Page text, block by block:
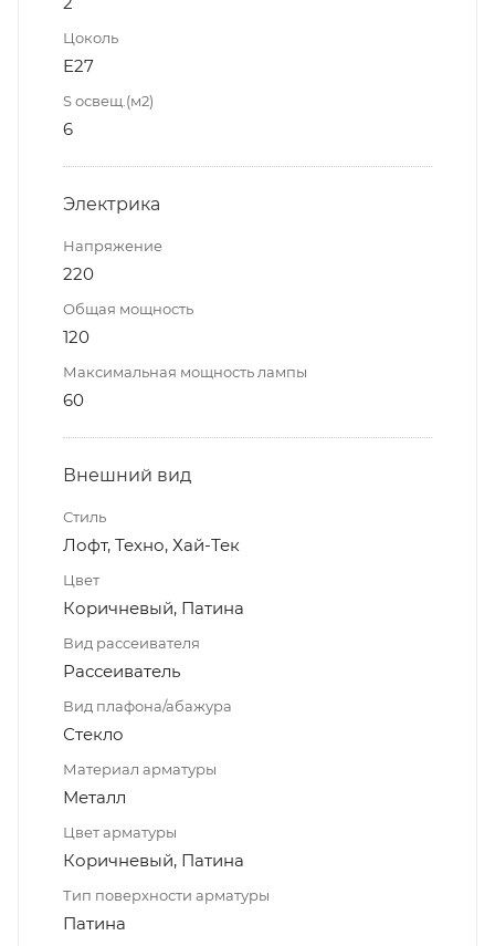
Цоколь
E27
S освещ.(м2)
6
Электрика
Напряжение
220
Общая мощность
120
Максимальная мощность лампы
60
Внешний вид
Стиль
Лофт, Техно, Хай-Тек
Цвет
Коричневый, Патина
Вид рассеивателя
Рассеиватель
Вид плафона/абажура
Стекло
Материал арматуры
Металл
Цвет арматуры
Коричневый, Патина
Тип поверхности арматуры
Патина